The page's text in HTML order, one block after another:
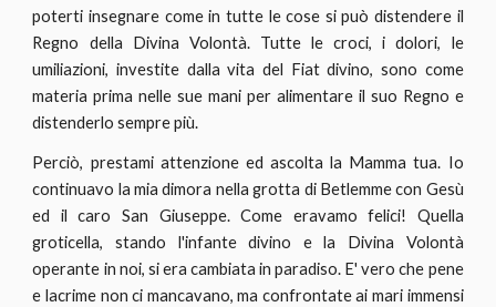
poterti insegnare come in tutte le cose si può distendere il
Regno della Divina Volontà. Tutte le croci, i dolori, le
umiliazioni, investite dalla vita del Fiat divino, sono come
materia prima nelle sue mani per alimentare il suo Regno e
distenderlo sempre più.
Perciò, prestami attenzione ed ascolta la Mamma tua. Io
continuavo la mia dimora nella grotta di Betlemme con Gesù
ed il caro San Giuseppe. Come eravamo felici! Quella
groticella, stando l'infante divino e la Divina Volontà
operante in noi, si era cambiata in paradiso. E' vero che pene
e lacrime non ci mancavano, ma confrontate ai mari immensi